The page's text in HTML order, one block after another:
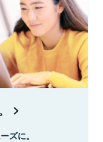
ズに。